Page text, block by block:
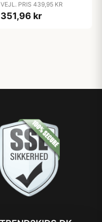
VEJL. PRIS 439,95 KR
351,96 kr